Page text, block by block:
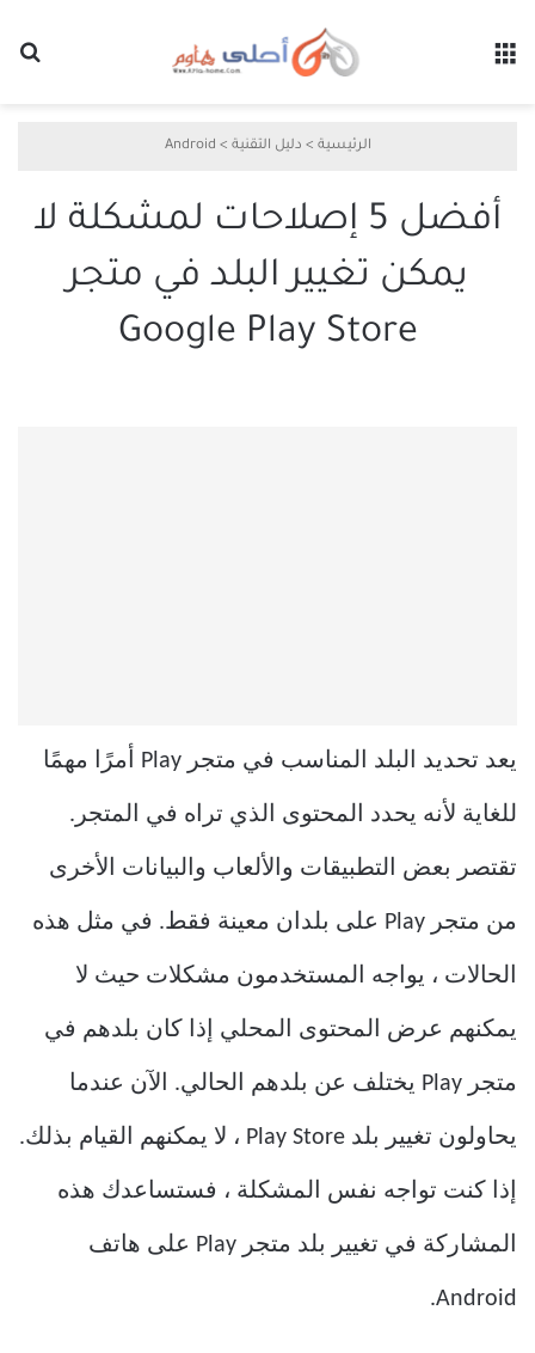
الرئيسية > دليل التقنية >
Android
أفضل 5 إصلاحات لمشكلة لا
يمكن تغيير البلد في متجر
Google Play Store
يعد تحديد البلد المناسب في متجر Play أمرًا مهمًا
للغاية لأنه يحدد المحتوى الذي تراه في المتجر.
تقتصر بعض التطبيقات والألعاب والبيانات الأخرى
من متجر Play على بلدان معينة فقط. في مثل هذه
الحالات ، يواجه المستخدمون مشكلات حيث لا
يمكنهم عرض المحتوى المحلي إذا كان بلدهم في
متجر Play يختلف عن بلدهم الحالي. الآن عندما
يحاولون تغيير بلد Play Store ، لا يمكنهم القيام بذلك.
إذا كنت تواجه نفس المشكلة ، فستساعدك هذه
المشاركة في تغيير بلد متجر Play على هاتف
Android.